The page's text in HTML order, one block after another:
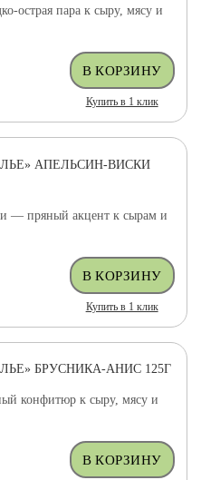
острая пара к сыру, мясу и
Купить в 1 клик
АПЕЛЬСИН-ВИСКИ
— пряный акцент к сырам и
Купить в 1 клик
БРУСНИКА-АНИС 125Г
конфитюр к сыру, мясу и